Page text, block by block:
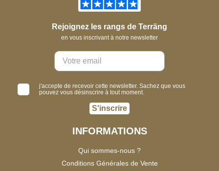
Rejoignez les rangs de Terräng
en vous inscrivant à notre newsletter
j'accepte de recevoir cette newsletter. Sachez que vous
pouvez vous désinscrire à tout moment.
S'inscrire
INFORMATIONS
Qui sommes-nous ?
Conditions Générales de Vente